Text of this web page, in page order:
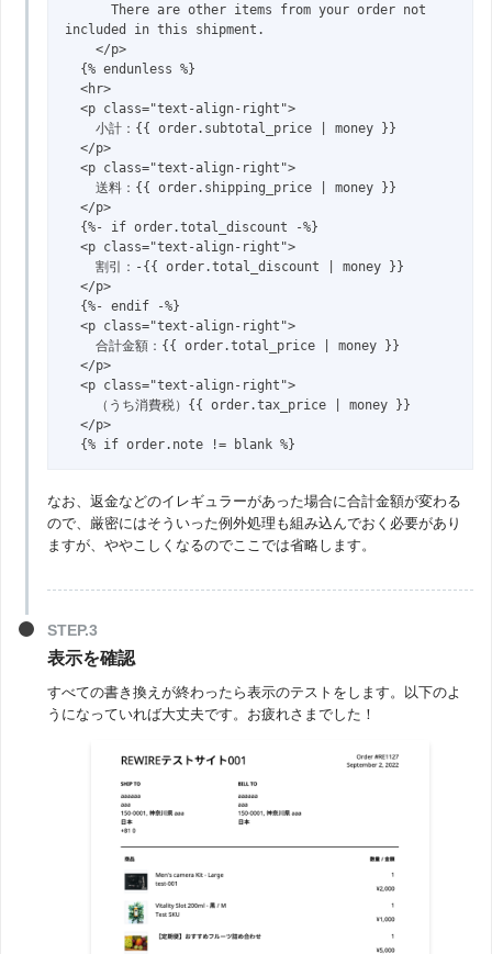
      There are other items from your order not
included in this shipment.
    </p>
  <hr>
  <p class="text-align-right">
    小計：{{ order.subtotal_price | money }}
  </p>
  <p class="text-align-right">
    送料：{{ order.shipping_price | money }}
  </p>
  <p class="text-align-right">
    割引：-{{ order.total_discount | money }}
  </p>
  <p class="text-align-right">
    合計金額：{{ order.total_price | money }}
  </p>
  <p class="text-align-right">
  </p>
  {% if order.note != blank %}
なお、返金などのイレギュラーがあった場合に合計金額が変わる
ので、厳密にはそういった例外処理も組み込んでおく必要があり
ますが、ややこしくなるのでここでは省略します。
表示を確認
すべての書き換えが終わったら表示のテストをします。以下のよ
うになっていれば大丈夫です。お疲れさまでした！